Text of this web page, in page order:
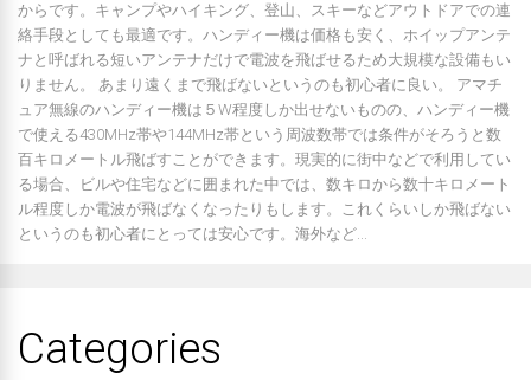
からです。キャンプやハイキング、登山、スキーなどアウトドアでの連
絡手段としても最適です。ハンディー機は価格も安く、ホイップアンテ
ナと呼ばれる短いアンテナだけで電波を飛ばせるため大規模な設備もい
りません。 あまり遠くまで飛ばないというのも初心者に良い。 アマチ
ュア無線のハンディー機は５W程度しか出せないものの、ハンディー機
で使える430MHz帯や144MHz帯という周波数帯では条件がそろうと数
百キロメートル飛ばすことができます。現実的に街中などで利用してい
る場合、ビルや住宅などに囲まれた中では、数キロから数十キロメート
ル程度しか電波が飛ばなくなったりもします。これくらいしか飛ばない
というのも初心者にとっては安心です。海外など...
Categories